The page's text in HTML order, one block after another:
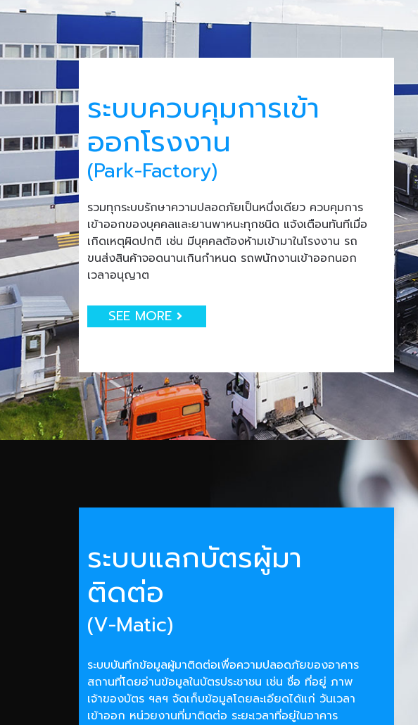
ระบบควบคุมการเข้า
ออกโรงงาน
(Park-Factory)
รวมทุกระบบรักษาความปลอดภัยเป็นหนึ่งเดียว ควบคุมการ
เข้าออกของบุคคลและยานพาหนะทุกชนิด แจ้งเตือนทันทีเมื่อ
เกิดเหตุผิดปกติ เช่น มีบุคคลต้องห้ามเข้ามาในโรงงาน รถ
ขนส่งสินค้าจอดนานเกินกำหนด รถพนักงานเข้าออกนอก
เวลาอนุญาต
SEE MORE
ระบบแลกบัตรผู้มา
ติดต่อ
(V-Matic)
ระบบบันทึกข้อมูลผู้มาติดต่อเพื่อความปลอดภัยของอาคาร
สถานที่โดยอ่านข้อมูลในบัตรประชาชน เช่น ชื่อ ที่อยู่ ภาพ
เจ้าของบัตร ฯลฯ จัดเก็บข้อมูลโดยละเอียดได้แก่ วันเวลา
เข้าออก หน่วยงานที่มาติดต่อ ระยะเวลาที่อยู่ในอาคาร